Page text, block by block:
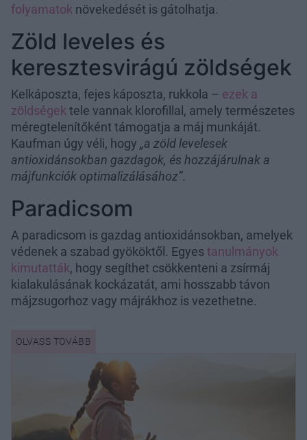
folyamatok növekedését is gátolhatja.
Zöld leveles és
keresztesvirágú zöldségek
Kelkáposzta, fejes káposzta, rukkola – ezek a
zöldségek tele vannak klorofillal, amely természetes
méregtelenítőként támogatja a máj munkáját.
Kaufman úgy véli, hogy „a zöld levelesek
antioxidánsokban gazdagok, és hozzájárulnak a
májfunkciók optimalizálásához”.
Paradicsom
A paradicsom is gazdag antioxidánsokban, amelyek
védenek a szabad gyököktől. Egyes tanulmányok
kimutatták, hogy segíthet csökkenteni a zsírmáj
kialakulásának kockázatát, ami hosszabb távon
májzsugorhoz vagy májrákhoz is vezethetne.